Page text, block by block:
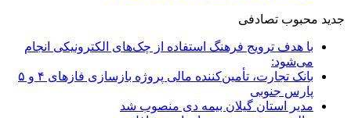
جدید محبوب تصادفی
با هدف ترویج فرهنگ استفاده از چک‌های الکترونیکی انجام
می‌شود:
بانک تجارت، تأمین‌کننده مالی پروژه بازسازی فازهای ۴ و ۵
پارس جنوبی
مدیر استان گیلان بیمه دی منصوب شد